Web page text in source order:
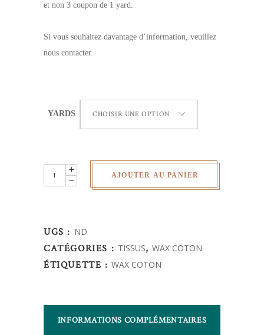
et non 3 coupon de 1 yard.
Si vous souhaitez davantage d’information, veuillez
nous contacter.
YARDS CHOISIR UNE OPTION
Wax
Africain
quantity
AJOUTER AU PANIER
UGS : ND
CATÉGORIES : TISSUS,WAX COTON
ÉTIQUETTE :WAX COTON
INFORMATIONS COMPLÉMENTAIRES